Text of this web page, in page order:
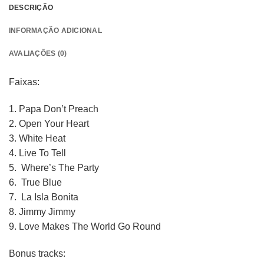
DESCRIÇÃO
INFORMAÇÃO ADICIONAL
AVALIAÇÕES (0)
Faixas:
1. Papa Don’t Preach
2. Open Your Heart
3. White Heat
4. Live To Tell
5. Where’s The Party
6. True Blue
7. La Isla Bonita
8. Jimmy Jimmy
9. Love Makes The World Go Round
Bonus tracks: